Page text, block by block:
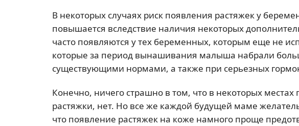
В некоторых случаях риск появления растяжек у
повышается вследствие наличия некоторых
часто появляются у тех беременных, которым еще не
которые за период вынашивания малыша набрали
существующими нормами, а также при серьезных
Конечно, ничего страшно в том, что в некоторых местах
растяжки, нет. Но все же каждой будущей маме
что появление растяжек на коже намного проще